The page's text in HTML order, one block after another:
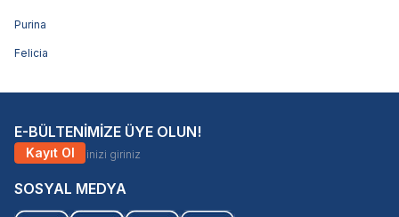
Purina
Felicia
E-BÜLTENİMİZE ÜYE OLUN!
Kayıt Ol
SOSYAL MEDYA